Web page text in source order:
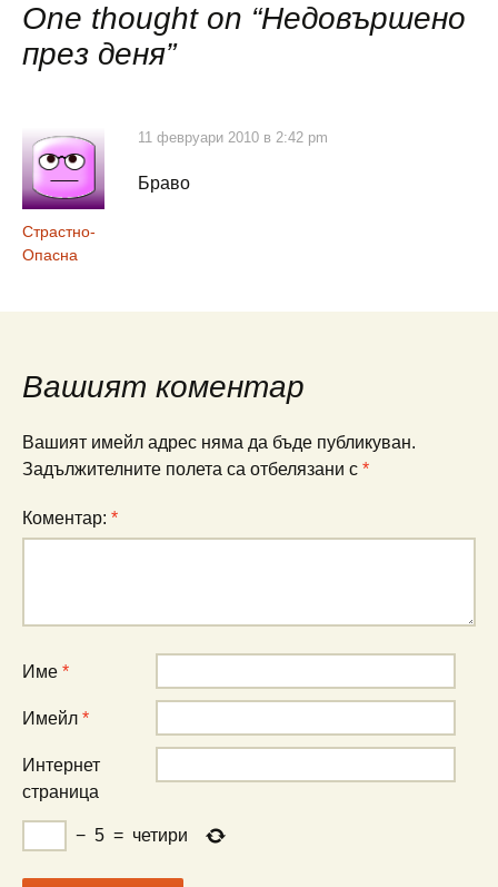
публикациите
One thought on “Недовършено
през деня”
Страстно-
Опасна
11 февруари 2010 в 2:42 pm
Браво
Вашият коментар
Вашият имейл адрес няма да бъде публикуван.
Задължителните полета са отбелязани с *
Коментар: *
Име *
Имейл *
Интернет
страница
− 5 = четири